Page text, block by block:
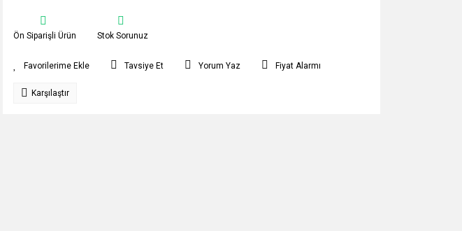
Ön Siparişli Ürün Stok Sorunuz
Tavsiye Et Yorum Yaz Fiyat Alarmı
Karşılaştır